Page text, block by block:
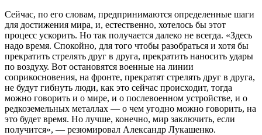
Сейчас, по его словам, предпринимаются определенные шаги
для достижения мира, и, естественно, хотелось бы этот
процесс ускорить. Но так получается далеко не всегда. «Здесь
надо время. Спокойно, для того чтобы разобраться и хотя бы
прекратить стрелять друг в друга, прекратить наносить удары
по воздуху. Вот остановятся военные на линии
соприкосновения, на фронте, прекратят стрелять друг в друга,
не будут гибнуть люди, как это сейчас происходит, тогда
можно говорить и о мире, и о послевоенном устройстве, и о
редкоземельных металлах — о чем угодно можно говорить, на
это будет время. Но лучше, конечно, мир заключить, если
получится», — резюмировал Александр Лукашенко.